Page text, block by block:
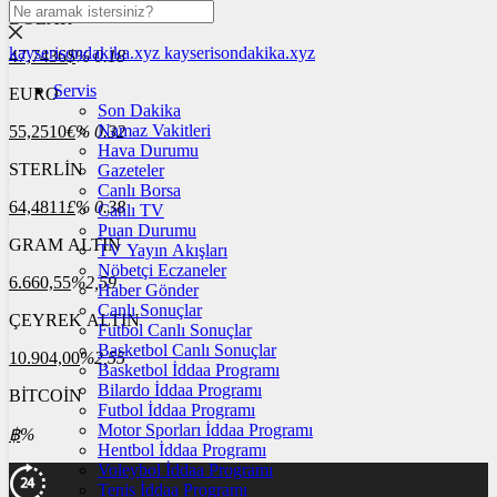
DOLAR
47,7436$% 0.18
EURO
55,2510€% 0.32
STERLİN
64,4811£% 0.38
GRAM ALTIN
6.660,55%2,59
ÇEYREK ALTIN
10.904,00%2,55
BİTCOİN
฿%
kayserisondakika.xyz kayserisondakika.xyz
Servis
Son Dakika
Namaz Vakitleri
Hava Durumu
Gazeteler
Canlı Borsa
Canlı TV
Puan Durumu
TV Yayın Akışları
Nöbetçi Eczaneler
Haber Gönder
Canlı Sonuçlar
Futbol Canlı Sonuçlar
Basketbol Canlı Sonuçlar
Basketbol İddaa Programı
Bilardo İddaa Programı
Futbol İddaa Programı
Motor Sporları İddaa Programı
Hentbol İddaa Programı
Voleybol İddaa Programı
Tenis İddaa Programı